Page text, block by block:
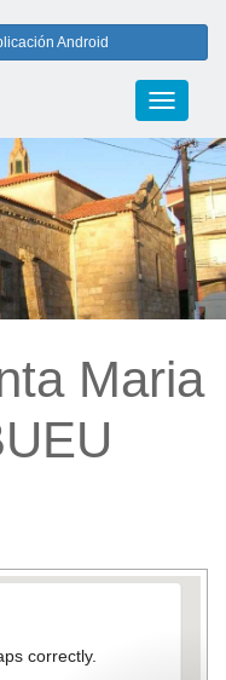
Android
Toggle
Maria
correctly.